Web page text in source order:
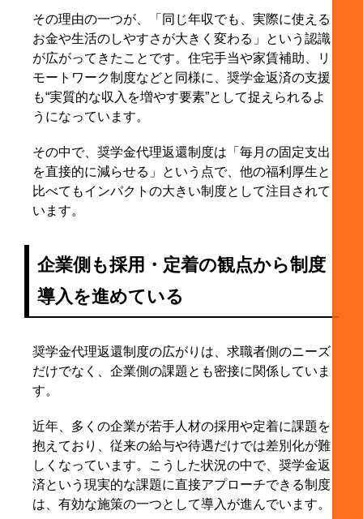
その理由の一つが、「同じ年収でも、実際に使える
お金や生活のしやすさが大きく変わる」という認識
が広がってきたことです。住宅手当や家賃補助、リ
モートワーク制度などと同様に、奨学金返済の支援
も“実質的な収入を増やす要素”として捉えられるよ
うになっています。
その中で、奨学金代理返還制度は「毎月の固定支出
を直接的に減らせる」という点で、他の福利厚生と
比べてもインパクトの大きい制度として注目されて
います。
企業側も採用・定着の観点から制度
導入を進めている
奨学金代理返還制度の広がりは、求職者側のニーズ
だけでなく、企業側の課題とも密接に関係していま
す。
近年、多くの企業が若手人材の採用や定着に課題を
抱えており、従来の給与や待遇だけでは差別化が難
しくなっています。こうした状況の中で、奨学金返
済という現実的な課題に直接アプローチできる制度
は、有効な施策の一つとして導入が進んでいます。